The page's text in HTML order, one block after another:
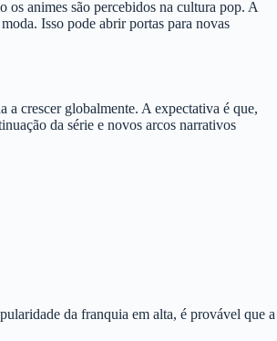
os animes são percebidos na cultura pop. A
Isso pode abrir portas para novas
a crescer globalmente. A expectativa é que,
da série e novos arcos narrativos
da franquia em alta, é provável que a